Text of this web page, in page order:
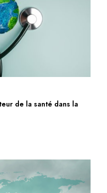
de la santé dans la